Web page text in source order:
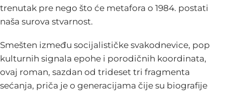
trenutak pre nego što će metafora o 1984. postati
naša surova stvarnost.
Smešten između socijalističke svakodnevice, pop
kulturnih signala epohe i porodičnih koordinata,
ovaj roman, sazdan od trideset tri fragmenta
sećanja, priča je o generacijama čije su biografije